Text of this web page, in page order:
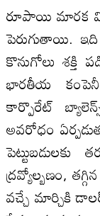
రూపాయి మారక
పెరుగుతాయి. ఇది
కొనుగోలు శక్తి
భారతీయ
కార్పొరేట్‌ బ్యాలెన్స్‌
అవరోధం
ద్రవ్యోల్బణం,
వచ్చే మార్చికి